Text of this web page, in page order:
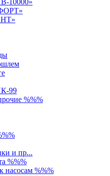
10000»
99
%%%
и пр...
%%%
насосам %%%